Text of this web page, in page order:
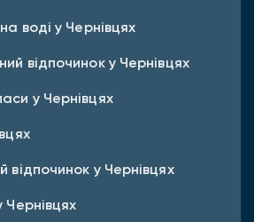
воді у Чернівцях
відпочинок у Чернівцях
у Чернівцях
відпочинок у Чернівцях
Чернівцях